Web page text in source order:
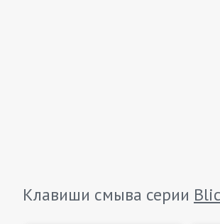
Клавиши смыва серии